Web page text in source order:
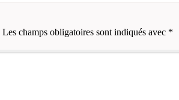
Les champs obligatoires sont indiqués avec *